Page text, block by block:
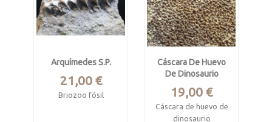
Arquímedes S.p.
Precio
21,00 €
Briozoo fósil
Cáscara De Huevo
De Dinosaurio
Precio
19,00 €
Cáscara de huevo de
dinosaurio